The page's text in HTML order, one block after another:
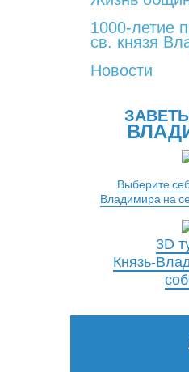
1000-летие
св. князя
Новости
Выберите
Владимира на
3D
Князь-